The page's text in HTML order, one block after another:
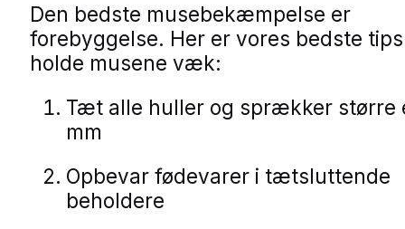
Den bedste musebekæmpelse er
forebyggelse. Her er vores bedste
holde musene væk:
Tæt alle huller og sprækker større
mm
Opbevar fødevarer i tætsluttende
beholdere